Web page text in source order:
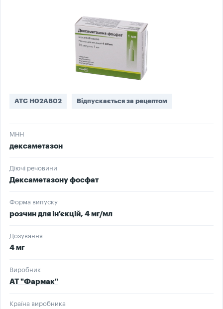
ATC H02AB02 Відпускається за рецептом
МНН
дексаметазон
Діючі речовини
Дексаметазону фосфат
Форма випуску
розчин для ін'єкцій, 4 мг/мл
Дозування
4 мг
Виробник
АТ "Фармак"
Країна виробника